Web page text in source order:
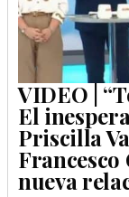
VIDEO |
El
Priscilla
Francesco
nueva